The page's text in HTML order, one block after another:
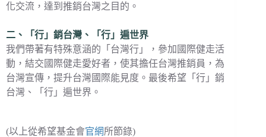
化交流，達到推銷台灣之目的。
二、「行」銷台灣、「行」遍世界
我們帶著有特殊意涵的「台灣行」，參加國際健走活
動，結交國際健走愛好者，使其擔任台灣推銷員，為
台灣宣傳，提升台灣國際能見度。最後希望「行」銷
台灣、「行」遍世界。
(以上從希望基金會官網所節錄)